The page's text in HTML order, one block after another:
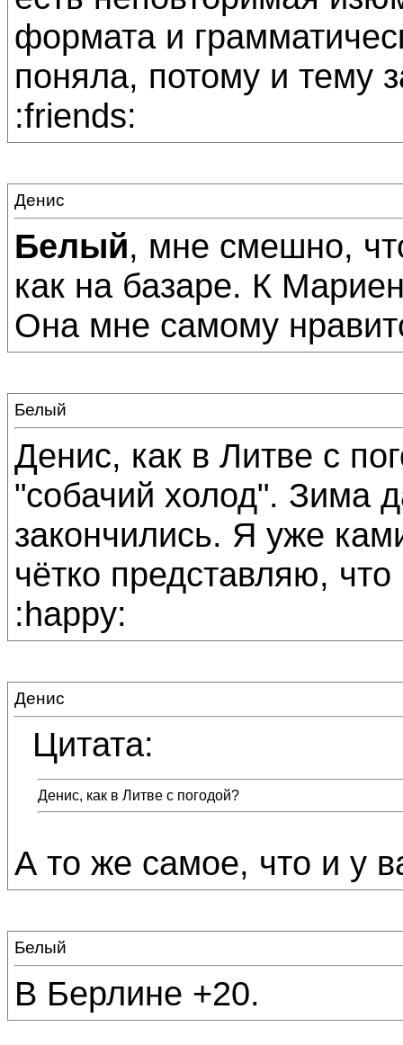
формата и
поняла, потому и тему
:friends:
Денис
Белый, мне смешно,
как на базаре. К
Она мне самому
Белый
Денис, как в Литве с
"собачий холод". Зима
закончились. Я уже
чётко представляю,
:happy:
Денис
Цитата:
Денис, как в Литве с погодой?
А то же самое, что и у
Белый
В Берлине +20.